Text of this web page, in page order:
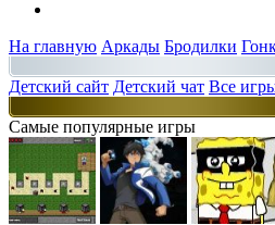
На главную Аркады Бродилки
Детский сайт Детский чат Все
Самые популярные игры